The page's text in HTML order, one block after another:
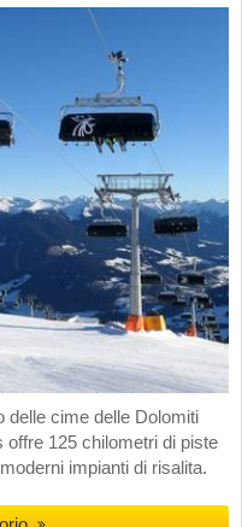
delle cime delle Dolomiti
offre 125 chilometri di piste
impianti di risalita.